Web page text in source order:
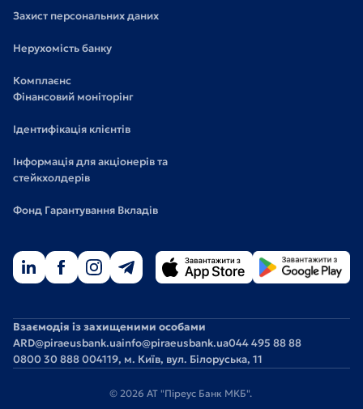
Захист персональних даних
Нерухомість банку
Комплаєнс
Фінансовий моніторінг
Ідентифікація клієнтів
Інформація для акціонерів та
стейкхолдерів
Фонд Гарантування Вкладів
Взаємодія із захищеними особами
ARD@piraeusbank.uainfo@piraeusbank.ua044 495 88 88
0800 30 888 004119, м. Київ, вул. Білоруська, 11
© 2026 АТ "Піреус Банк МКБ".